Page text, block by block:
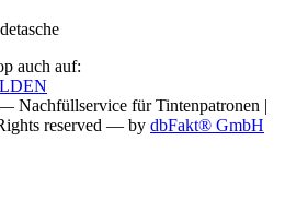
auch auf:
— Nachfüllservice fürTintenpatronen |
reserved — by dbFakt® GmbH